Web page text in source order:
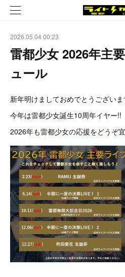
2026.05.04 00:23
雷都少女 2026年主
ュール
新年明けましておめでとうございま
今年は雷都少女誕生10周年イヤー!!
2026年も雷都少女の応援をどうぞ